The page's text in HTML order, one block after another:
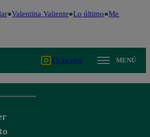
Valentina Valiente Lo último Me Caigo de
TV en vivo MENÚ